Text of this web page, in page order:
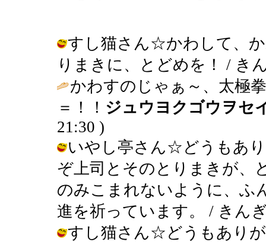
すし猫さん☆かわして、
りまきに、とどめを！ / き
かわすのじゃぁ～、太極
＝！！ ジュウヨクゴウヲセ
21:30 )
いやし亭さん☆どうもあ
ぞ上司とそのとりまきが、
のみこまれないように、ふ
進を祈っています。 / きん
すし猫さん☆どうもあり